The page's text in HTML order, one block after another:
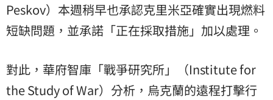
Peskov）本週稍早也承認克里米亞確實出現燃料
短缺問題，並承諾「正在採取措施」加以處理。
對此，華府智庫「戰爭研究所」（Institute for
the Study of War）分析，烏克蘭的遠程打擊行